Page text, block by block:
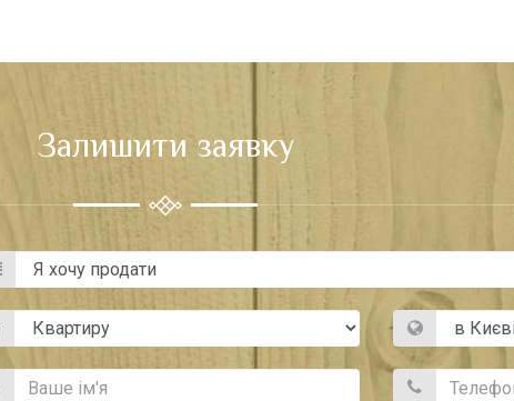
Залишити заявку